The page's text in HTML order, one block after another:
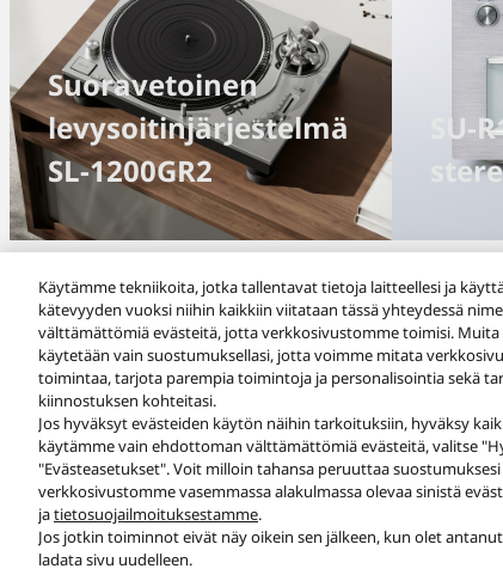
Suoravetoinen
levysoitinjärjestelmä
SL-1200GR2
Uutiset
Facebook X YouTube Instagram
Käyttöehdot Tietosuojakäytäntö Evästekäytäntö
Copyright © 2026 Panasonic All rights reserved.
Käytämme tekniikoita, jotka tallentavat tietoja laitteellesi ja
kätevyyden vuoksi niihin kaikkiin viitataan tässä yhteydessä
välttämättömiä evästeitä, jotta verkkosivustomme toimisi.
käytetään vain suostumuksellasi, jotta voimme mitata
toimintaa, tarjota parempia toimintoja ja personalisointia sekä
kiinnostuksen kohteitasi.
Jos hyväksyt evästeiden käytön näihin tarkoituksiin, hyväksy
käytämme vain ehdottoman välttämättömiä evästeitä, valitse
"Evästeasetukset". Voit milloin tahansa peruuttaa
verkkosivustomme vasemmassa alakulmassa olevaa sinistä
jatietosuojailmoituksestamme.
Jos jotkin toiminnot eivät näy oikein sen jälkeen, kun olet
ladata sivu uudelleen.